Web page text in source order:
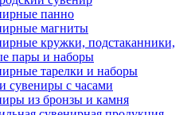
панно
магниты
кружки, подстаканники,
пары и наборы
тарелки и наборы
сувениры с часами
из бронзы и камня